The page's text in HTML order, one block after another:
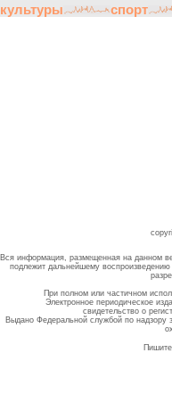
культуры
спорт
Вся информация, размещенная на данном
подлежит дальнейшему
При полном или частичном
Электронное периодическое
свидетельство о
Выдано Федеральной службой по надзору